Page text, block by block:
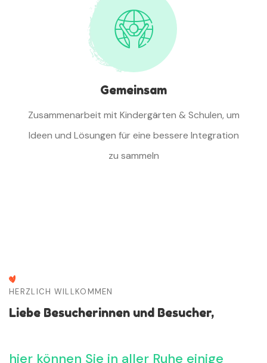
Gemeinsam
Zusammenarbeit mit Kindergärten & Schulen, um
Ideen und Lösungen für eine bessere Integration
zu sammeln
HERZLICH WILLKOMMEN
Liebe Besucherinnen und Besucher,
hier können Sie in aller Ruhe einige